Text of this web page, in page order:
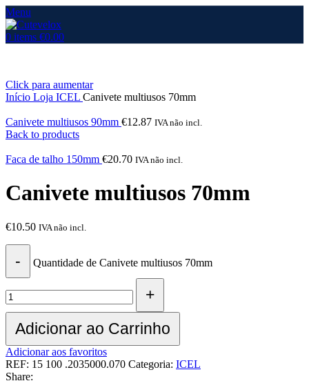
Menu
0 items €0.00
Click para aumentar
Início Loja ICEL Canivete multiusos 70mm
Canivete multiusos 90mm €12.87 IVA não incl.
Back to products
Faca de talho 150mm €20.70 IVA não incl.
Canivete multiusos 70mm
€10.50 IVA não incl.
Quantidade de Canivete multiusos 70mm
Adicionar ao Carrinho
Adicionar aos favoritos
REF: 15 100 .2035000.070 Categoria: ICEL
Share: